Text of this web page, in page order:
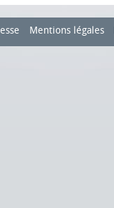
Mentions légales